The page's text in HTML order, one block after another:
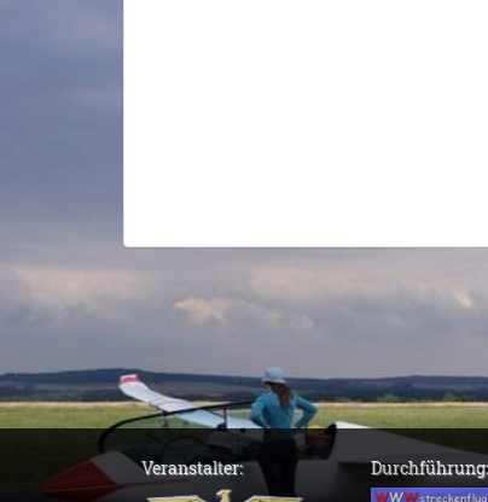
Veranstalter: Durchführung: